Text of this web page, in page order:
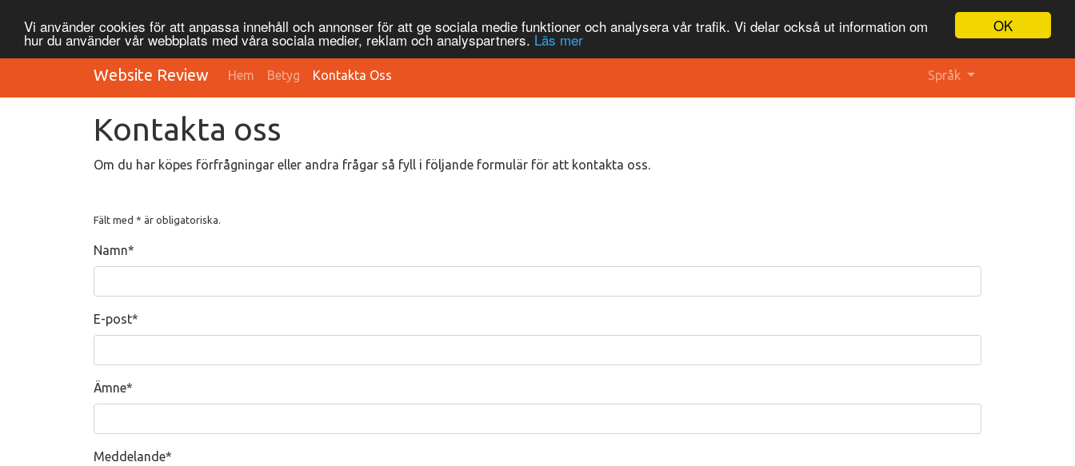
OK
Vi använder cookies för att anpassa innehåll och annonser för att ge sociala medie funktioner och analysera vår trafik. Vi delar också ut information om
hur du använder vår webbplats med våra sociala medier, reklam och analyspartners. Läs mer
Website Review Hem Betyg Kontakta Oss Språk
Kontakta oss
Om du har köpes förfrågningar eller andra frågar så fyll i följande formulär för att kontakta oss.
Fält med * är obligatoriska.
Namn*
E-post*
Ämne*
Meddelande*